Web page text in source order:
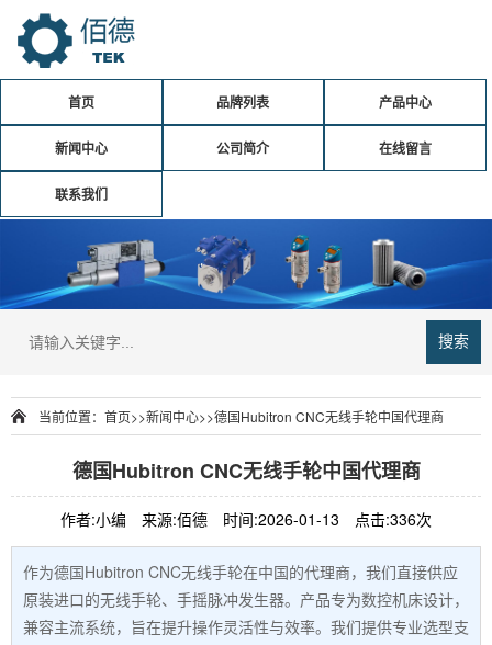
首页 品牌列表 产品中心
新闻中心 公司简介 在线留言
联系我们
搜索
当前位置： 首页>>新闻中心>>德国Hubitron CNC无线手轮中国代理商
德国Hubitron CNC无线手轮中国代理商
作者:小编 来源:佰德 时间:2026-01-13 点击:336次
作为德国Hubitron CNC无线手轮在中国的代理商，我们直接供应
原装进口的无线手轮、手摇脉冲发生器。产品专为数控机床设计，
兼容主流系统，旨在提升操作灵活性与效率。我们提供专业选型支